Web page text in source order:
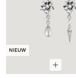
NIEUW